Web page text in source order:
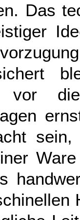
Das
vor